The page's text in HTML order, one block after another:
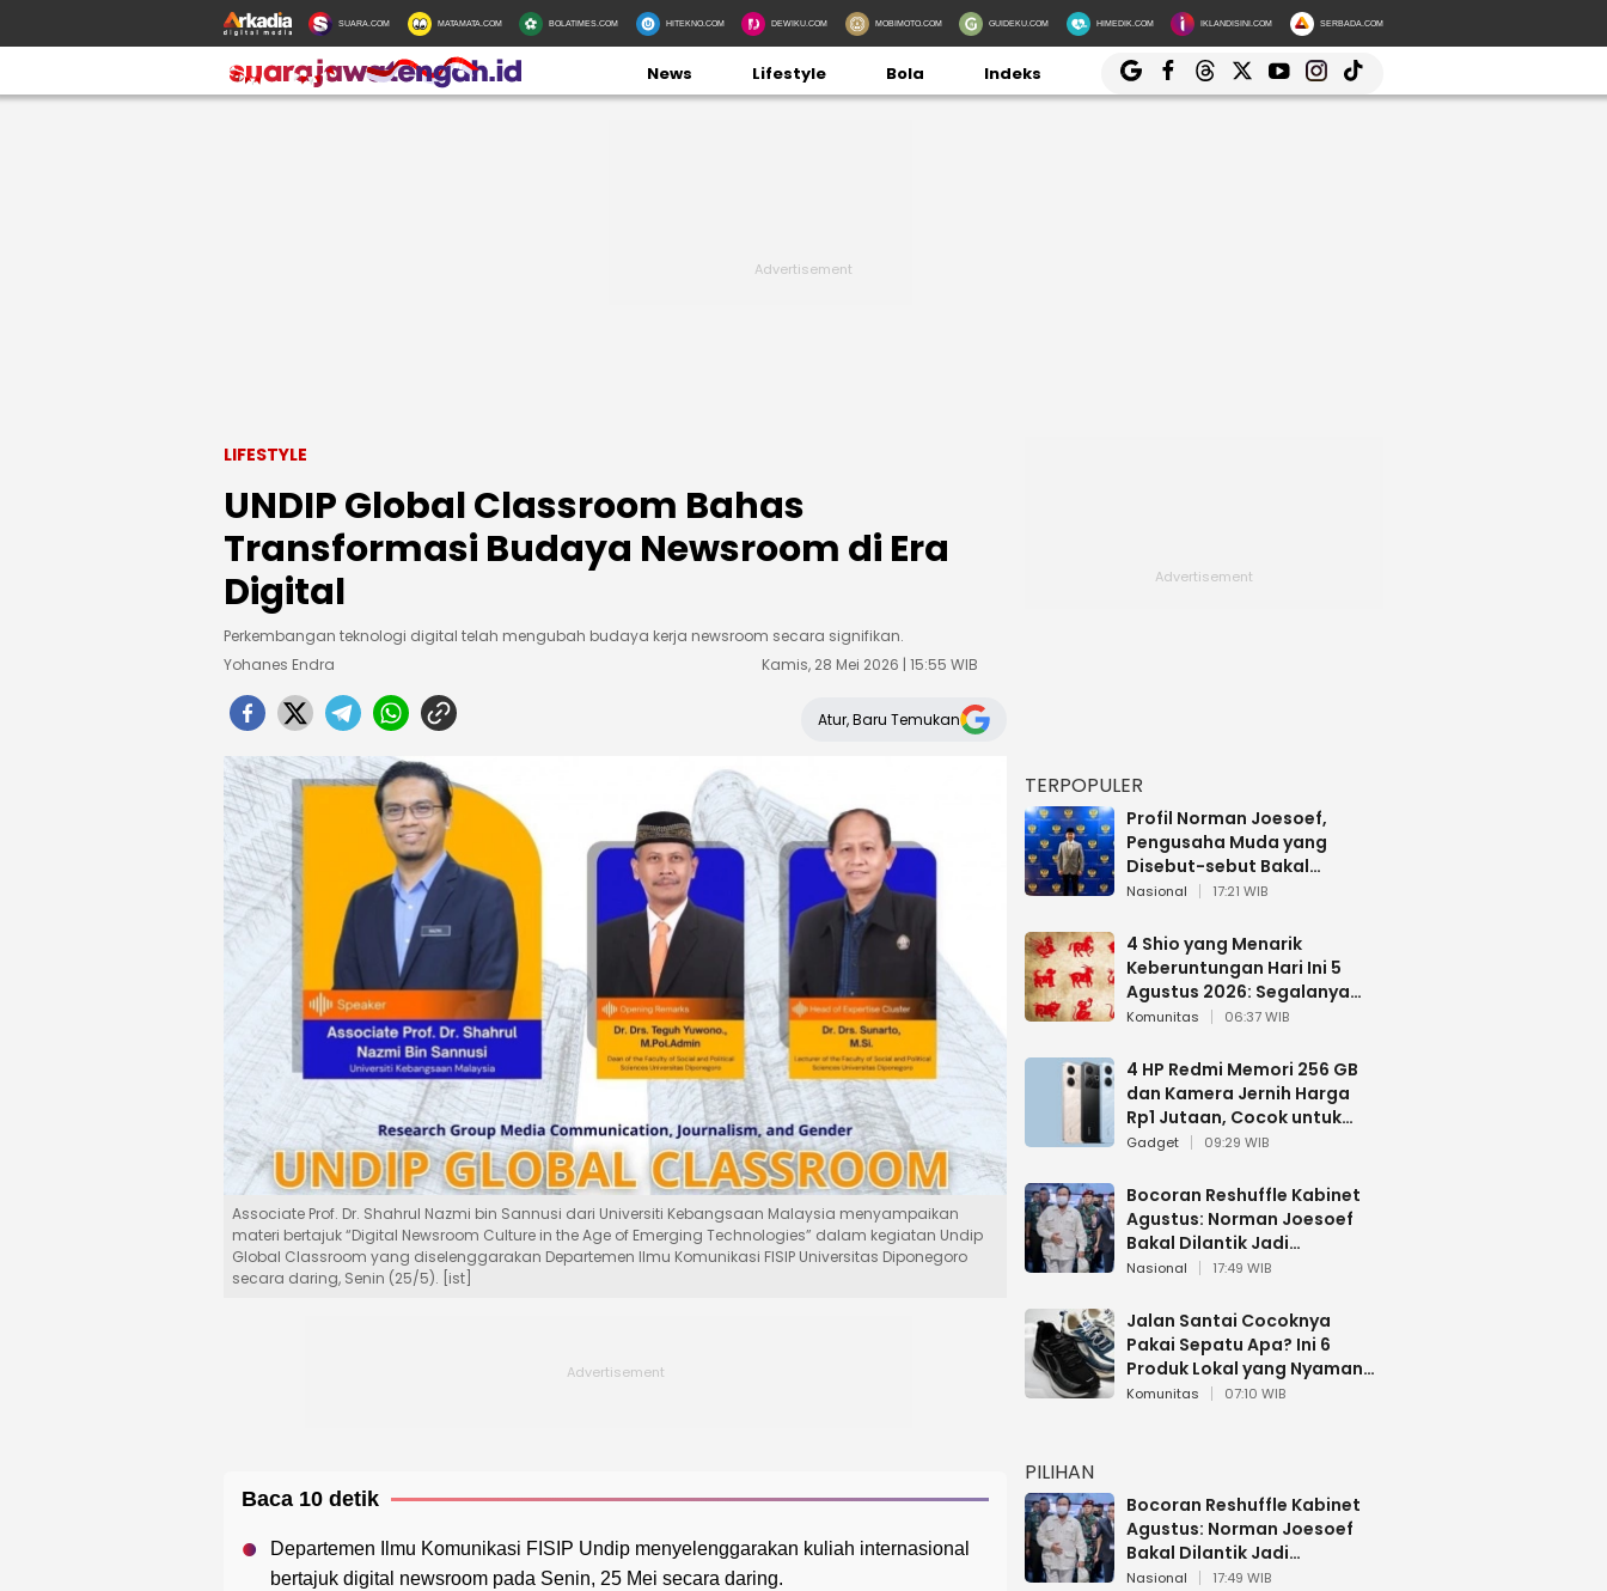
SUARA.COM MATAMATA.COM BOLATIMES.COM HITEKNO.COM DEWIKU.COM MOBIMOTO.COM GUIDEKU.COM HIMEDIK.COM IKLANDISINI.COM SERBADA.COM
News Lifestyle Bola Indeks
LIFESTYLE
UNDIP Global Classroom Bahas
Transformasi Budaya Newsroom di Era
Digital
Perkembangan teknologi digital telah mengubah budaya kerja newsroom secara signifikan.
Yohanes Endra
Kamis, 28 Mei 2026 | 15:55 WIB
Atur, Baru Temukan
Associate Prof. Dr. Shahrul Nazmi bin Sannusi dari Universiti Kebangsaan Malaysia menyampaikan
materi bertajuk “Digital Newsroom Culture in the Age of Emerging Technologies” dalam kegiatan Undip
Global Classroom yang diselenggarakan Departemen Ilmu Komunikasi FISIP Universitas Diponegoro
secara daring, Senin (25/5). [ist]
Baca 10 detik
Departemen Ilmu Komunikasi FISIP Undip menyelenggarakan kuliah internasional
bertajuk digital newsroom pada Senin, 25 Mei secara daring.
TERPOPULER
Profil Norman Joesoef,
Pengusaha Muda yang
Disebut-sebut Bakal
Dilantik Jadi Wamenhan RI
Nasional 17:21 WIB
4 Shio yang Menarik
Keberuntungan Hari Ini 5
Agustus 2026: Segalanya
Berjalan Lancar
Komunitas 06:37 WIB
4 HP Redmi Memori 256 GB
dan Kamera Jernih Harga
Rp1 Jutaan, Cocok untuk
Multitasking
Gadget 09:29 WIB
Bocoran Reshuffle Kabinet
Agustus: Norman Joesoef
Bakal Dilantik Jadi
Wamenhan RI
Nasional 17:49 WIB
Jalan Santai Cocoknya
Pakai Sepatu Apa? Ini 6
Produk Lokal yang Nyaman
Buat 17 Agustusan
Komunitas 07:10 WIB
PILIHAN
Bocoran Reshuffle Kabinet
Agustus: Norman Joesoef
Bakal Dilantik Jadi
Wamenhan RI
Nasional 17:49 WIB